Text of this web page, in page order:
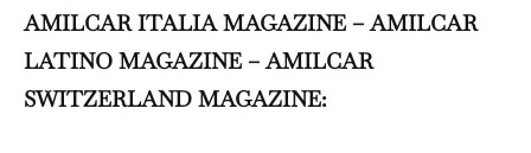
AMILCAR ITALIA MAGAZINE – AMILCAR
LATINO MAGAZINE – AMILCAR
SWITZERLAND MAGAZINE: